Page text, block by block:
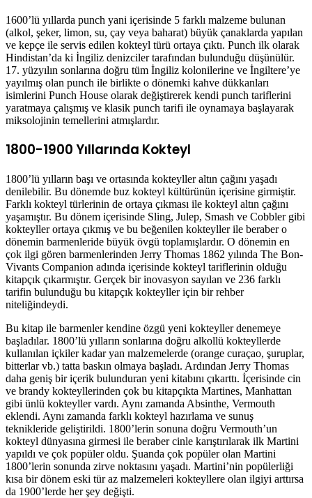
1600’lü yıllarda punch yani içerisinde 5 farklı malzeme bulunan
(alkol, şeker, limon, su, çay veya baharat) büyük çanaklarda yapılan
ve kepçe ile servis edilen kokteyl türü ortaya çıktı. Punch ilk olarak
Hindistan’da ki İngiliz denizciler tarafından bulunduğu düşünülür.
17. yüzyılın sonlarına doğru tüm İngiliz kolonilerine ve İngiltere’ye
yayılmış olan punch ile birlikte o dönemki kahve dükkanları
isimlerini Punch House olarak değiştirerek kendi punch tariflerini
yaratmaya çalışmış ve klasik punch tarifi ile oynamaya başlayarak
miksolojinin temellerini atmışlardır.
1800-1900 Yıllarında Kokteyl
1800’lü yılların başı ve ortasında kokteyller altın çağını yaşadı
denilebilir. Bu dönemde buz kokteyl kültürünün içerisine girmiştir.
Farklı kokteyl türlerinin de ortaya çıkması ile kokteyl altın çağını
yaşamıştır. Bu dönem içerisinde Sling, Julep, Smash ve Cobbler gibi
kokteyller ortaya çıkmış ve bu beğenilen kokteyller ile beraber o
dönemin barmenleride büyük övgü toplamışlardır. O dönemin en
çok ilgi gören barmenlerinden Jerry Thomas 1862 yılında The Bon-
Vivants Companion adında içerisinde kokteyl tariflerinin olduğu
kitapçık çıkarmıştır. Gerçek bir inovasyon sayılan ve 236 farklı
tarifin bulunduğu bu kitapçık kokteyller için bir rehber
niteliğindeydi.
Bu kitap ile barmenler kendine özgü yeni kokteyller denemeye
başladılar. 1800’lü yılların sonlarına doğru alkollü kokteyllerde
kullanılan içkiler kadar yan malzemelerde (orange curaçao, şuruplar,
bitterlar vb.) tatta baskın olmaya başladı. Ardından Jerry Thomas
daha geniş bir içerik bulunduran yeni kitabını çıkarttı. İçerisinde cin
ve brandy kokteyllerinden çok bu kitapçıkta Martines, Manhattan
gibi ünlü kokteyller vardı. Aynı zamanda Absinthe, Vermouth
eklendi. Aynı zamanda farklı kokteyl hazırlama ve sunuş
teknikleride geliştirildi. 1800’lerin sonuna doğru Vermouth’un
kokteyl dünyasına girmesi ile beraber cinle karıştırılarak ilk Martini
yapıldı ve çok popüler oldu. Şuanda çok popüler olan Martini
1800’lerin sonunda zirve noktasını yaşadı. Martini’nin popülerliği
kısa bir dönem eski tür az malzemeleri kokteyllere olan ilgiyi arttırsa
da 1900’lerde her şey değişti.